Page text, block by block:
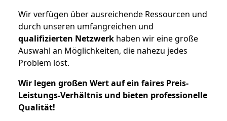
Wir verfügen über ausreichende Ressourcen und
durch unseren umfangreichen und
qualifizierten Netzwerk haben wir eine große
Auswahl an Möglichkeiten, die nahezu jedes
Problem löst.
Wir legen großen Wert auf ein faires Preis-
Leistungs-Verhältnis und bieten professionelle
Qualität!